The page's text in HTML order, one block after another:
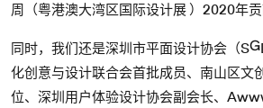
周（粤港澳⼤湾区国际设计展 ）2020年贡
同时，我们还是深圳市平⾯设计协会（
化创意与设计联合会⾸批成员、南⼭区⽂
位、深圳⽤⼾体验设计协会副会⻓、